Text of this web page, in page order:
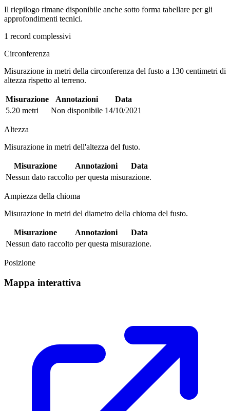
Il riepilogo rimane disponibile anche sotto forma tabellare per gli
approfondimenti tecnici.
1 record complessivi
Circonferenza
Misurazione in metri della circonferenza del fusto a 130 centimetri di
altezza rispetto al terreno.
Misurazione Annotazioni
Data
5.20 metri
Non disponibile 14/10/2021
Altezza
Misurazione in metri dell'altezza del fusto.
Misurazione Annotazioni
Data
Nessun dato raccolto per questa misurazione.
Ampiezza della chioma
Misurazione in metri del diametro della chioma del fusto.
Misurazione Annotazioni
Data
Nessun dato raccolto per questa misurazione.
Posizione
Mappa interattiva